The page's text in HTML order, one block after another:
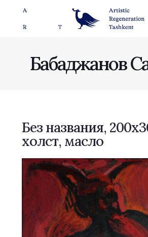
Бабаджанов
Без названия,
холст, масло